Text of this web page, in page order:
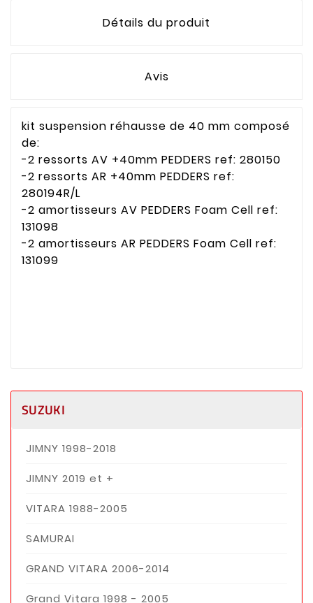
Détails du produit
Avis
kit suspension réhausse de 40 mm composé
de:
-2 ressorts AV +40mm PEDDERS ref: 280150
-2 ressorts AR +40mm PEDDERS ref:
280194R/L
-2 amortisseurs AV PEDDERS Foam Cell ref:
131098
-2 amortisseurs AR PEDDERS Foam Cell ref:
131099
SUZUKI
JIMNY 1998-2018
JIMNY 2019 et +
VITARA 1988-2005
SAMURAI
GRAND VITARA 2006-2014
Grand Vitara 1998 - 2005